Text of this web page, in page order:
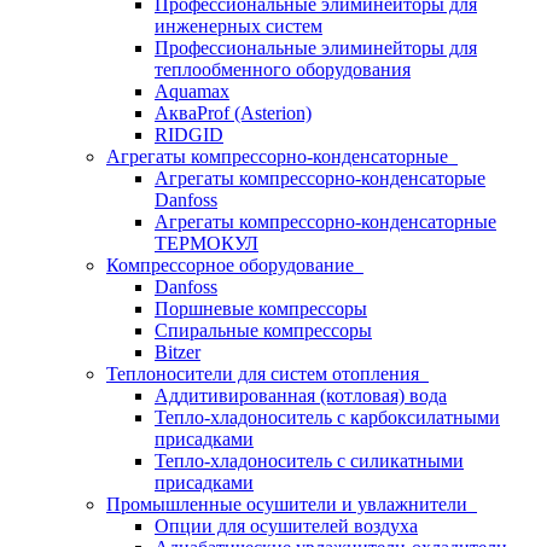
Профессиональные элиминейторы для
инженерных систем
Профессиональные элиминейторы для
теплообменного оборудования
Aquamax
АкваProf (Asterion)
RIDGID
Агрегаты компрессорно-конденсаторные
Агрегаты компрессорно-конденсаторые
Danfoss
Агрегаты компрессорно-конденсаторные
ТЕРМОКУЛ
Компрессорное оборудование
Danfoss
Поршневые компрессоры
Спиральные компрессоры
Bitzer
Теплоносители для систем отопления
Аддитивированная (котловая) вода
Тепло-хладоноситель с карбоксилатными
присадками
Тепло-хладоноситель с силикатными
присадками
Промышленные осушители и увлажнители
Опции для осушителей воздуха